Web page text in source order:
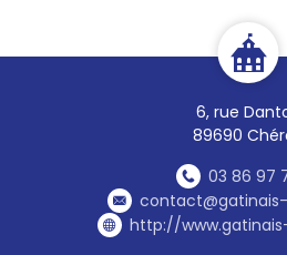
6, rue
89690
03 86 97
http://